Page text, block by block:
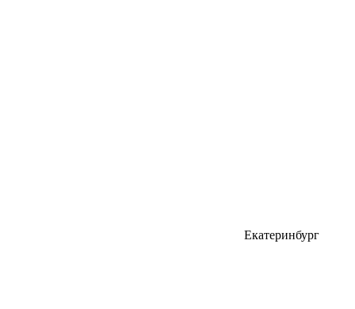
Екатеринбург